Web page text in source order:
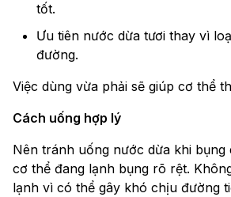
tốt.
Ưu tiên nước dừa tươi thay vì
đường.
Việc dùng vừa phải sẽ giúp cơ thể
Cách uống hợp lý
Nên tránh uống nước dừa khi bụng
cơ thể đang lạnh bụng rõ rệt.
lạnh vì có thể gây khó chịu đường